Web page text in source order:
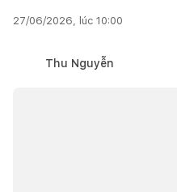
27/06/2026, lúc 10:00
Thu Nguyễn